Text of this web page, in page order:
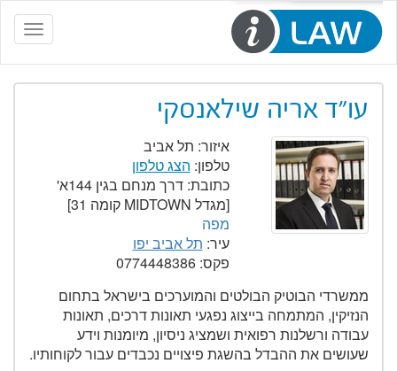
Toggle
navigation
עו"ד אריה שילאנסקי
איזור: תל אביב
טלפון: הצג טלפון
כתובת:
דרך מנחם בגין 144א'
[מגדל MIDTOWN קומה 31]
מפה
עיר: תל אביב יפו
פקס:0774448386
ממשרדי הבוטיק הבולטים והמוערכים בישראל בתחום
הנזיקין, המתמחה בייצוג נפגעי תאונות דרכים, תאונות
עבודה ורשלנות רפואית ושמציג ניסיון, מיומנות וידע
שעושים את ההבדל בהשגת פיצויים נכבדים עבור לקוחותיו.